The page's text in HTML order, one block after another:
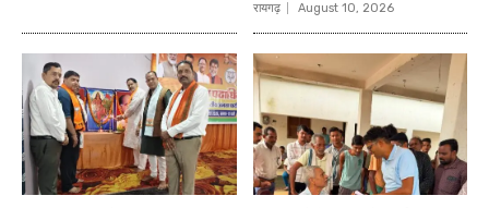
रायगढ़ August 10, 2026